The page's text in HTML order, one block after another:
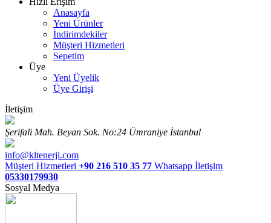
Anasayfa
Yeni Ürünler
İndirimdekiler
Müşteri Hizmetleri
Sepetim
Üye
Yeni Üyelik
Üye Girişi
İletişim
Şerifali Mah. Beyan Sok. No:24 Ümraniye İstanbul
info@kltenerji.com
Müşteri Hizmetleri +90 216 510 35 77 Whatsapp İletişim
05330179930
Sosyal Medya